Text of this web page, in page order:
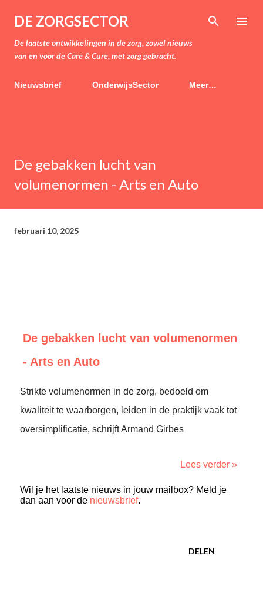
Doorgaan naar hoofdcontent
DE ZORGSECTOR
De laatste ontwikkelingen in de zorg, zowel nieuws
van en voor de Care & Cure, met zorg gebracht.
Nieuwsbrief OnderwijsSector Meer…
De gebakken lucht van
volumenormen - Arts en Auto
februari 10, 2025
De gebakken lucht van volumenormen
- Arts en Auto
Strikte volumenormen in de zorg, bedoeld om
kwaliteit te waarborgen, leiden in de praktijk vaak tot
oversimplificatie, schrijft Armand Girbes
Lees verder »
Wil je het laatste nieuws in jouw mailbox? Meld je
dan aan voor de nieuwsbrief.
DELEN